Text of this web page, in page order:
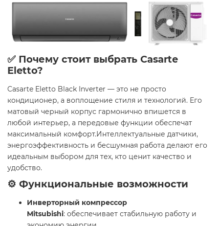
✅ Почему стоит выбрать Casarte
Eletto?
Casarte Eletto Black Inverter — это не просто
кондиционер, а воплощение стиля и технологий. Его
матовый черный корпус гармонично впишется в
любой интерьер, а передовые функции обеспечат
максимальный комфорт.Интеллектуальные датчики,
энергоэффективность и бесшумная работа делают его
идеальным выбором для тех, кто ценит качество и
удобство.
⚙️ Функциональные возможности
Инверторный компрессор
Mitsubishi: обеспечивает стабильную работу и